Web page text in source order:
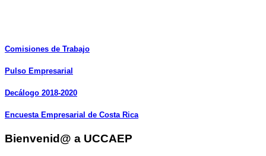
Comisiones de Trabajo
Pulso Empresarial
Decálogo 2018-2020
Encuesta Empresarial de Costa Rica
Bienvenid@ a UCCAEP